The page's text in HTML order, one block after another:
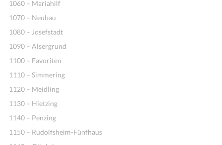
1060 – Mariahilf
1070 – Neubau
1080 – Josefstadt
1090 – Alsergrund
1100 – Favoriten
1110 – Simmering
1120 – Meidling
1130 – Hietzing
1140 – Penzing
1150 – Rudolfsheim-Fünfhaus